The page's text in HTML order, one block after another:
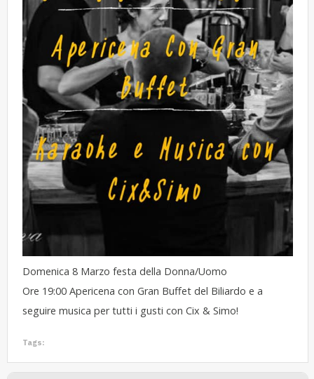
Domenica 8 Marzo festa della Donna/Uomo
Ore 19:00 Apericena con Gran Buffet del Biliardo e a
seguire musica per tutti i gusti con Cix & Simo!
Tags: